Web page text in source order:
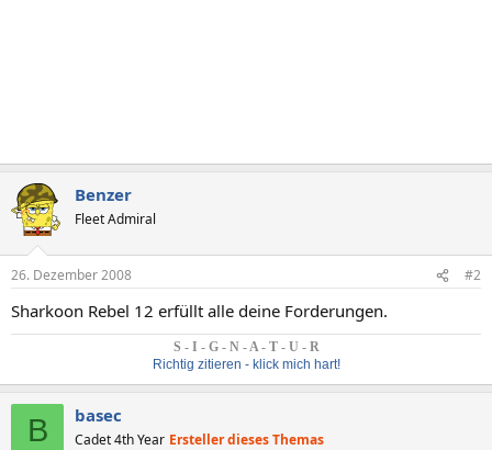
Benzer
Fleet Admiral
26. Dezember 2008 #2
Sharkoon Rebel 12 erfüllt alle deine Forderungen.
S - I - G - N - A - T - U - R
Richtig zitieren - klick mich hart!
B basec
Cadet 4th Year Ersteller dieses Themas